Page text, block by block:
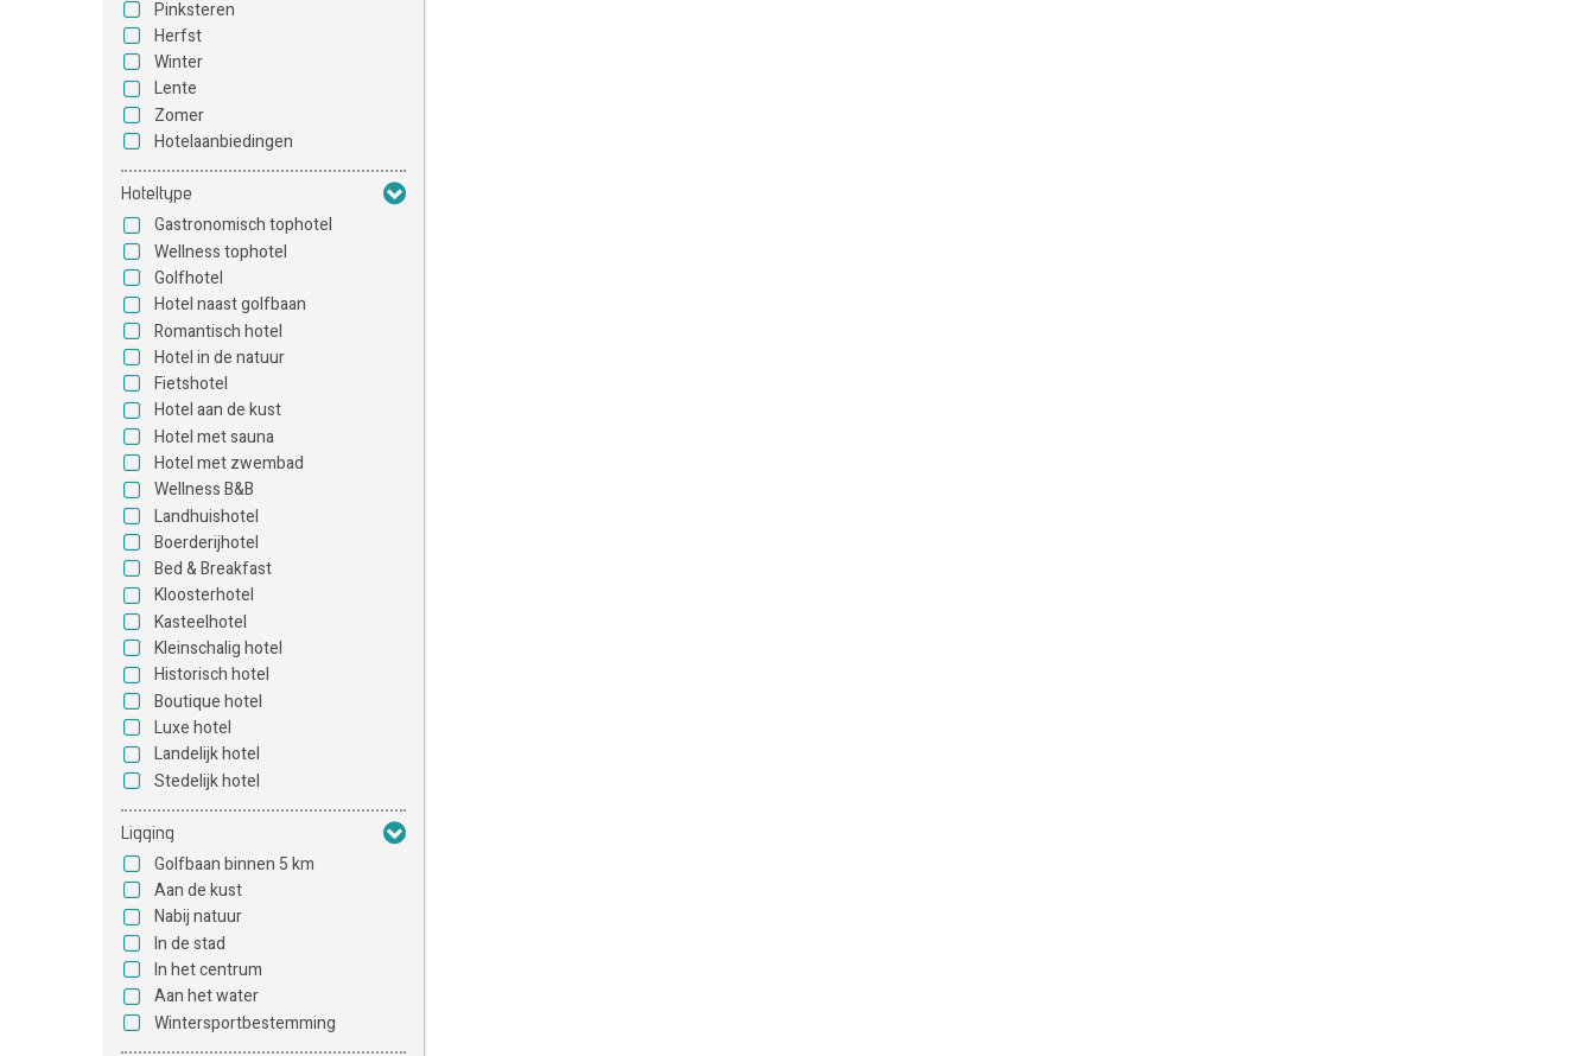
Pinksteren
Herfst
Winter
Lente
Zomer
Hotelaanbiedingen
Hoteltype
Gastronomisch tophotel
Wellness tophotel
Golfhotel
Hotel naast golfbaan
Romantisch hotel
Hotel in de natuur
Fietshotel
Hotel aan de kust
Hotel met sauna
Hotel met zwembad
Wellness B&B
Landhuishotel
Boerderijhotel
Bed & Breakfast
Kloosterhotel
Kasteelhotel
Kleinschalig hotel
Historisch hotel
Boutique hotel
Luxe hotel
Landelijk hotel
Stedelijk hotel
Ligging
Golfbaan binnen 5 km
Aan de kust
Nabij natuur
In de stad
In het centrum
Aan het water
Wintersportbestemming